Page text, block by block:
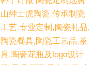
山绅士虎陶瓷,传承制瓷
工艺,专业定制,陶瓷礼品,
陶瓷餐具,陶瓷工艺品,茶
具,陶瓷花瓶及logo设计